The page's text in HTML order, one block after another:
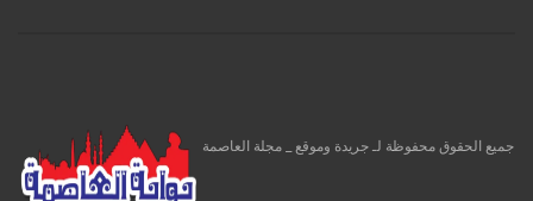
جميع الحقوق محفوظة لـ جريدة وموقع _ مجلة العاصمة